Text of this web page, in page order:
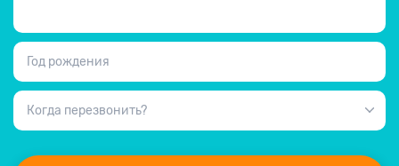
Год рождения
Когда перезвонить?